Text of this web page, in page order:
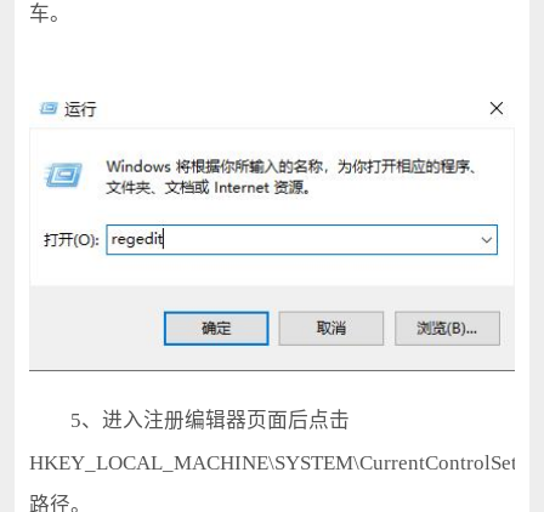
车。
5、进入注册编辑器页面后点击
路径。